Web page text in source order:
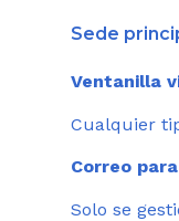
Sede
Ventanilla
Cualquier
Correo
Solo se